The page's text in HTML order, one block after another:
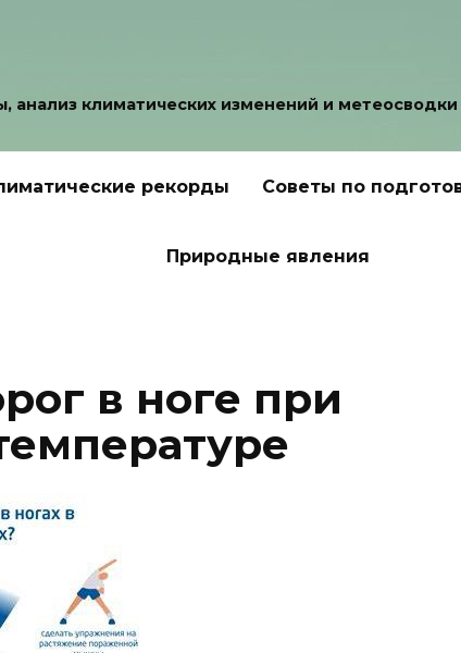
анализ климатических изменений и метеосводки
рекорды Советы по
Природные явления
в ноге при